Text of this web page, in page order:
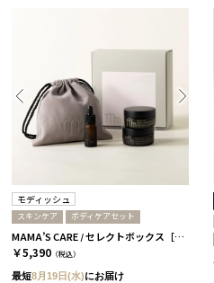
モディッシュ
スキンケア ボディケアセット
MAMA’S CARE / セレクトボックス［モディッシュ］
￥5,390 （税込）
最短8月19日(水)にお届け